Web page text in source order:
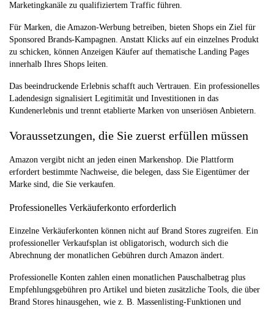
Marketingkanäle zu qualifiziertem Traffic führen.
Für Marken, die Amazon-Werbung betreiben, bieten Shops ein Ziel für
Sponsored Brands-Kampagnen. Anstatt Klicks auf ein einzelnes Produkt
zu schicken, können Anzeigen Käufer auf thematische Landing Pages
innerhalb Ihres Shops leiten.
Das beeindruckende Erlebnis schafft auch Vertrauen. Ein professionelles
Ladendesign signalisiert Legitimität und Investitionen in das
Kundenerlebnis und trennt etablierte Marken von unseriösen Anbietern.
Voraussetzungen, die Sie zuerst erfüllen müssen
Amazon vergibt nicht an jeden einen Markenshop. Die Plattform
erfordert bestimmte Nachweise, die belegen, dass Sie Eigentümer der
Marke sind, die Sie verkaufen.
Professionelles Verkäuferkonto erforderlich
Einzelne Verkäuferkonten können nicht auf Brand Stores zugreifen. Ein
professioneller Verkaufsplan ist obligatorisch, wodurch sich die
Abrechnung der monatlichen Gebühren durch Amazon ändert.
Professionelle Konten zahlen einen monatlichen Pauschalbetrag plus
Empfehlungsgebühren pro Artikel und bieten zusätzliche Tools, die über
Brand Stores hinausgehen, wie z. B. Massenlisting-Funktionen und